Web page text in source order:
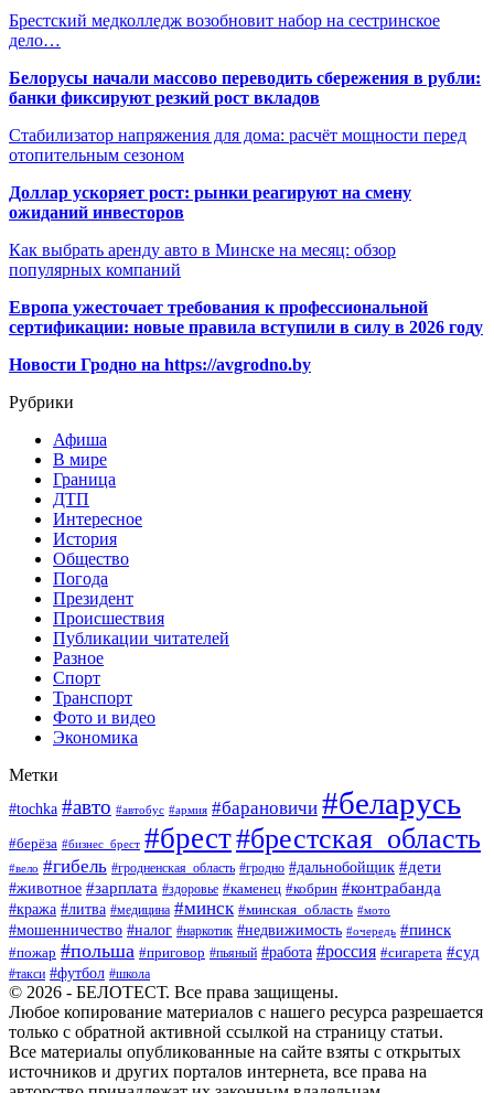
Брестский медколледж возобновит набор на сестринское
дело…
Белорусы начали массово переводить сбережения в рубли:
банки фиксируют резкий рост вкладов
Стабилизатор напряжения для дома: расчёт мощности перед
отопительным сезоном
Доллар ускоряет рост: рынки реагируют на смену
ожиданий инвесторов
Как выбрать аренду авто в Минске на месяц: обзор
популярных компаний
Европа ужесточает требования к профессиональной
сертификации: новые правила вступили в силу в 2026 году
Новости Гродно на https://avgrodno.by
Рубрики
Афиша
В мире
Граница
ДТП
Интересное
История
Общество
Погода
Президент
Происшествия
Публикации читателей
Разное
Спорт
Транспорт
Фото и видео
Экономика
Метки
#tochka #авто #автобус #армия #барановичи #беларусь
#берёза #бизнес_брест #брест#брестская_область
#вело #гибель #гродненская_область #гродно #дальнобойщик #дети
#животное #зарплата #здоровье #каменец #кобрин #контрабанда
#кража #литва #медицина #минск #минская_область #мото
#мошенничество #налог #наркотик #недвижимость #очередь #пинск
#пожар #польша #приговор #пьяный #работа #россия #сигарета #суд
#такси #футбол #школа
© 2026 - БЕЛОТЕСТ. Все права защищены.
Любое копирование материалов с нашего ресурса разрешается
только с обратной активной ссылкой на страницу статьи.
Все материалы опубликованные на сайте взяты с открытых
источников и других порталов интернета, все права на